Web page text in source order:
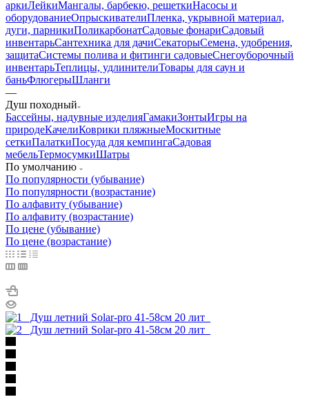
аркиЛейкиМангалы, барбекю, решеткиНасосы и
оборудованиеОпрыскивателиПленка, укрывной материал,
дуги, парникиПоликарбонатСадовые фонариСадовый
инвентарьСантехника для дачиСекаторыСемена, удобрения,
защитаСистемы полива и фитинги садовыеСнегоуборочный
инвентарьТеплицы, удлинителиТовары для саун и
баньФлюгерыШланги
—
Душ походный
Бассейны, надувные изделияГамакиЗонтыИгры на
природеКачелиКоврики пляжныеМоскитные
сеткиПалаткиПосуда для кемпингаСадовая
мебельТермосумкиШатры
По умолчанию
По популярности (убывание)
По популярности (возрастание)
По алфавиту (убывание)
По алфавиту (возрастание)
По цене (убывание)
По цене (возрастание)